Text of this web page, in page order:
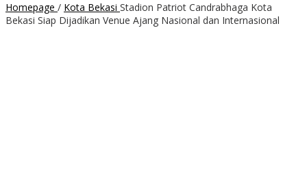
Homepage / Kota Bekasi Stadion Patriot Candrabhaga Kota
Bekasi Siap Dijadikan Venue Ajang Nasional dan Internasional